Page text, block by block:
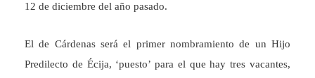
12 de diciembre del año pasado.
El de Cárdenas será el primer nombramiento de un Hijo
Predilecto de Écija, ‘puesto’ para el que hay tres vacantes,